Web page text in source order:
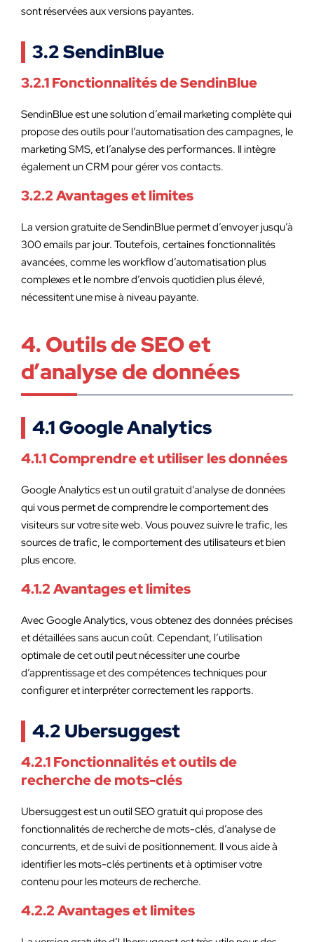
sont réservées aux versions payantes.
3.2 SendinBlue
3.2.1 Fonctionnalités de SendinBlue
SendinBlue est une solution d’email marketing complète qui
propose des outils pour l’automatisation des campagnes, le
marketing SMS, et l’analyse des performances. Il intègre
également un CRM pour gérer vos contacts.
3.2.2 Avantages et limites
La version gratuite de SendinBlue permet d’envoyer jusqu’à
300 emails par jour. Toutefois, certaines fonctionnalités
avancées, comme les workflow d’automatisation plus
complexes et le nombre d’envois quotidien plus élevé,
nécessitent une mise à niveau payante.
4. Outils de SEO et
d’analyse de données
4.1 Google Analytics
4.1.1 Comprendre et utiliser les données
Google Analytics est un outil gratuit d’analyse de données
qui vous permet de comprendre le comportement des
visiteurs sur votre site web. Vous pouvez suivre le trafic, les
sources de trafic, le comportement des utilisateurs et bien
plus encore.
4.1.2 Avantages et limites
Avec Google Analytics, vous obtenez des données précises
et détaillées sans aucun coût. Cependant, l’utilisation
optimale de cet outil peut nécessiter une courbe
d’apprentissage et des compétences techniques pour
configurer et interpréter correctement les rapports.
4.2 Ubersuggest
4.2.1 Fonctionnalités et outils de
recherche de mots-clés
Ubersuggest est un outil SEO gratuit qui propose des
fonctionnalités de recherche de mots-clés, d’analyse de
concurrents, et de suivi de positionnement. Il vous aide à
identifier les mots-clés pertinents et à optimiser votre
contenu pour les moteurs de recherche.
4.2.2 Avantages et limites